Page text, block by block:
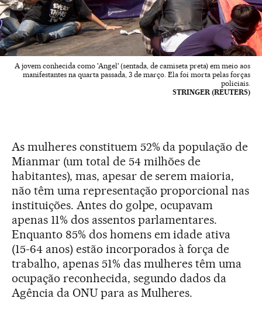
A jovem conhecida como 'Angel' (sentada, de camiseta preta) em meio aos
manifestantes na quarta passada, 3 de março. Ela foi morta pelas forças
policiais.
STRINGER (REUTERS)
As mulheres constituem 52% da população de
Mianmar (um total de 54 milhões de
habitantes), mas, apesar de serem maioria,
não têm uma representação proporcional nas
instituições. Antes do golpe, ocupavam
apenas 11% dos assentos parlamentares.
Enquanto 85% dos homens em idade ativa
(15-64 anos) estão incorporados à força de
trabalho, apenas 51% das mulheres têm uma
ocupação reconhecida, segundo dados da
Agência da ONU para as Mulheres.